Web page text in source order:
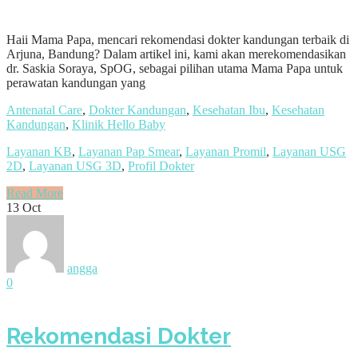
Haii Mama Papa, mencari rekomendasi dokter kandungan terbaik di
Arjuna, Bandung? Dalam artikel ini, kami akan merekomendasikan
dr. Saskia Soraya, SpOG, sebagai pilihan utama Mama Papa untuk
perawatan kandungan yang
Antenatal Care, Dokter Kandungan, Kesehatan Ibu, Kesehatan
Kandungan, Klinik Hello Baby
Layanan KB, Layanan Pap Smear, Layanan Promil, Layanan USG
2D, Layanan USG 3D, Profil Dokter
Read More
13 Oct
angga
0
Rekomendasi Dokter